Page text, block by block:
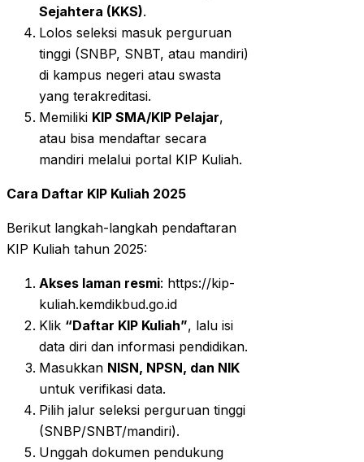
Sejahtera (KKS).
Lolos seleksi masuk perguruan
tinggi (SNBP, SNBT, atau mandiri)
di kampus negeri atau swasta
yang terakreditasi.
Memiliki KIP SMA/KIP Pelajar,
atau bisa mendaftar secara
mandiri melalui portal KIP Kuliah.
Cara Daftar KIP Kuliah 2025
Berikut langkah-langkah pendaftaran
KIP Kuliah tahun 2025:
Akses laman resmi: https://kip-
kuliah.kemdikbud.go.id
Klik “Daftar KIP Kuliah”, lalu isi
data diri dan informasi pendidikan.
Masukkan NISN, NPSN, dan NIK
untuk verifikasi data.
Pilih jalur seleksi perguruan tinggi
(SNBP/SNBT/mandiri).
Unggah dokumen pendukung